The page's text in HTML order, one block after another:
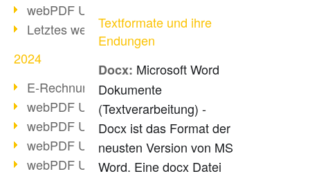
webPDF Update 9.0.0.3655
Letztes webPDF 8 Update
2024
E-Rechnungsstellung ab 2025
webPDF Update 9.0.0.3584
webPDF Update 9.0.0.3479
webPDF Update 9.0.0.3361
webPDF Update 9.0.0.3264
Textformate und ihre
Endungen
Docx: Microsoft Word
Dokumente
(Textverarbeitung) -
Docx ist das Format der
neusten Version von MS
Word. Eine docx Datei